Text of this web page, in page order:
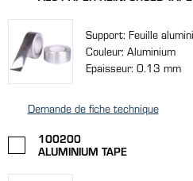
Support: Feuille
Couleur: Aluminium
Epaisseur: 0.13 mm
Demande de fiche technique
100200
ALUMINIUM TAPE